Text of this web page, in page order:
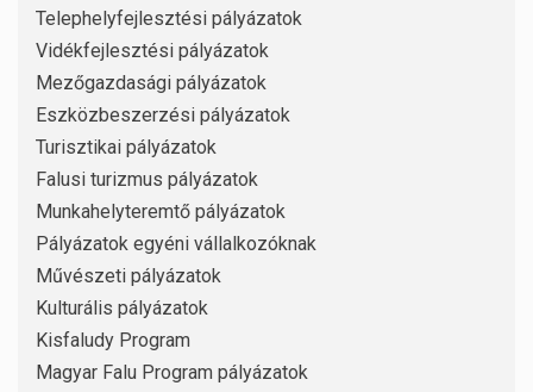
Telephelyfejlesztési pályázatok
Vidékfejlesztési pályázatok
Mezőgazdasági pályázatok
Eszközbeszerzési pályázatok
Turisztikai pályázatok
Falusi turizmus pályázatok
Munkahelyteremtő pályázatok
Pályázatok egyéni vállalkozóknak
Művészeti pályázatok
Kulturális pályázatok
Kisfaludy Program
Magyar Falu Program pályázatok